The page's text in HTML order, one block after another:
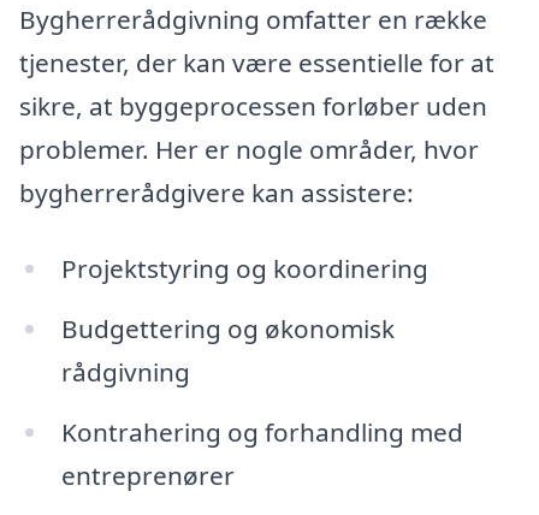
Bygherrerådgivning omfatter en række
tjenester, der kan være essentielle for at
sikre, at byggeprocessen forløber uden
problemer. Her er nogle områder, hvor
bygherrerådgivere kan assistere:
Projektstyring og koordinering
Budgettering og økonomisk
rådgivning
Kontrahering og forhandling med
entreprenører